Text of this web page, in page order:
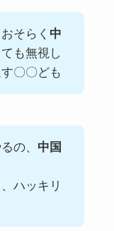
そらく 中
も無視し
〇〇ども
の、 中国
ハッキリ